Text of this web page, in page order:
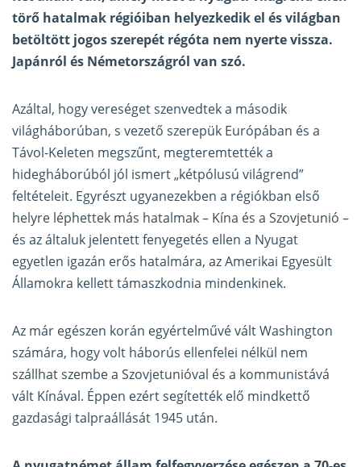
törő hatalmak régióiban helyezkedik el és világban
betöltött jogos szerepét régóta nem nyerte vissza.
Japánról és Németországról van szó.
Azáltal, hogy vereséget szenvedtek a második
világháborúban, s vezető szerepük Európában és a
Távol-Keleten megszűnt, megteremtették a
hidegháborúból jól ismert „kétpólusú világrend”
feltételeit. Egyrészt ugyanezekben a régiókban első
helyre léphettek más hatalmak – Kína és a Szovjetunió –
és az általuk jelentett fenyegetés ellen a Nyugat
egyetlen igazán erős hatalmára, az Amerikai Egyesült
Államokra kellett támaszkodnia mindenkinek.
Az már egészen korán egyértelművé vált Washington
számára, hogy volt háborús ellenfelei nélkül nem
szállhat szembe a Szovjetunióval és a kommunistává
vált Kínával. Éppen ezért segítették elő mindkettő
gazdasági talpraállását 1945 után.